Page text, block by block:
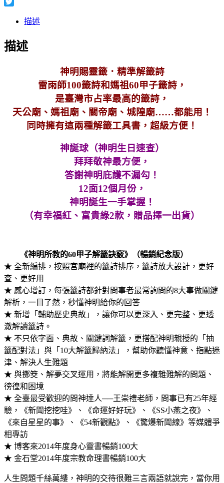
描述
描述
神明賜靈籤．精準解籤詩
雷雨師100籤詩和媽祖60甲子籤詩，
是臺灣市占率最高的籤詩，
天公廟、媽祖廟、關帝廟、城隍廟……都能用！
同時擁有這兩種解籤工具書，超級方便！
神誕球（神明生日速查）
拜拜敬神最方便，
答謝神明庇護不漏勾！
12面12個月份，
神明誕生一手掌握！
（有幸福紅、富貴綠2款，贈品擇一出貨）
《神明所教的60甲子解籤訣竅》（暢銷紀念版）
★ 全新編排，按照宮廟裡的籤詩排序，籤詩放大設計，更好
查、更好用
★ 感心增訂，每張籤詩都針對問事者最常詢問的8大事做關鍵
解析，一目了然，秒懂神明給你的回答
★ 新增「輔助歷史典故」，讓你可以更深入、更完整、更透
澈解讀籤詩。
★ 不只依字面、典故、關鍵詞解籤，更搭配神明親授的「抽
籤配對法」與「10大解籤歸納法」，幫助你聽懂神意、指點迷
津、解決人生難題
★ 與擲筊、解夢交叉運用，將能解開更多複雜難解的問題、
徬徨和困境
★ 全臺最受歡迎的問神達人──王崇禮老師，問事已有25年經
驗，《新聞挖挖哇》、《命運好好玩》、《SS小燕之夜》、
《來自星星的事》、《54新觀點》、《驚爆新聞線》等媒體爭
相專訪
★ 博客來2014年度身心靈書暢銷100大
★ 金石堂2014年度宗教命理書暢銷100大
人生問題千絲萬縷，神明的交待很難三言兩語就說完，當你用